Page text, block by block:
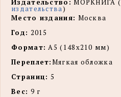
Издательство: МОРКНИГА (
издательства)
Место издания: Москва
Год: 2015
Формат: А5 (148x210 мм)
Переплет:Мягкая обложка
Страниц: 5
Вес: 9 г